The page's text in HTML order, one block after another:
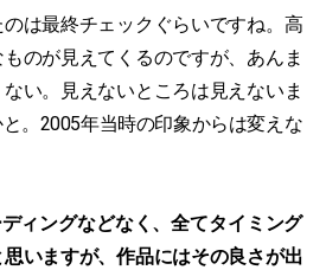
は最終チェックぐらいですね。高
のが見えてくるのですが、あんま
い。見えないところは見えないま
。2005年当時の印象からは変えな
ィングなどなく、全てタイミング
いますが、作品にはその良さが出